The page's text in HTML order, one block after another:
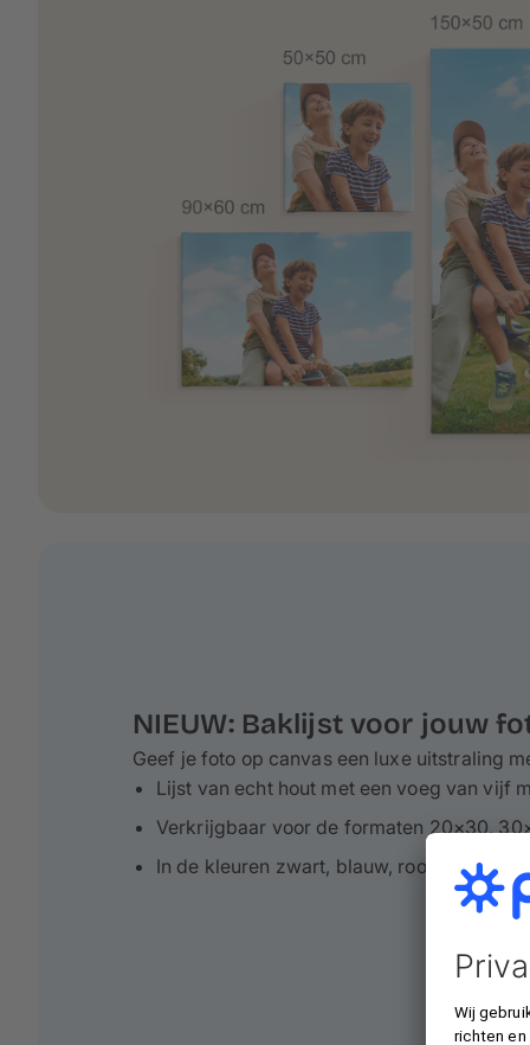
NIEUW: Baklijst voor jouw
Geef je foto op canvas een luxe uitstraling
Lijst van echt hout met een voeg van vijf
Verkrijgbaar voor de formaten 20×30,
In de kleuren zwart, blauw, rood, crème,